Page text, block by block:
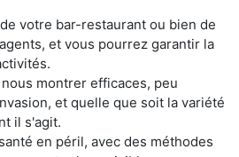
votre bar-restaurant ou bien de
et vous pourrez garantir la
montrer efficaces, peu
et quelle que soit la variété
il s'agit.
en péril, avec des méthodes